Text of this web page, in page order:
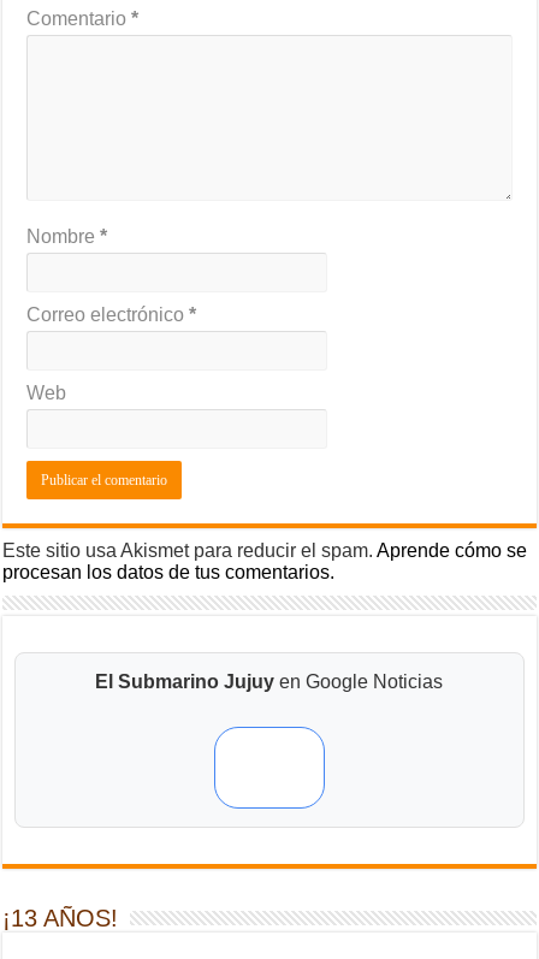
Comentario*
Nombre*
Correo electrónico*
Web
Este sitio usa Akismet para reducir el spam.Aprende cómo se
procesan los datos de tus comentarios.
El Submarino Jujuy en Google Noticias
¡13 AÑOS!